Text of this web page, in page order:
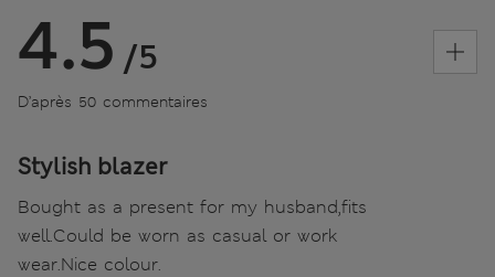
4.5 /5
D’après 50 commentaires
Stylish blazer
Bought as a present for my husband,fits
well.Could be worn as casual or work
wear.Nice colour.